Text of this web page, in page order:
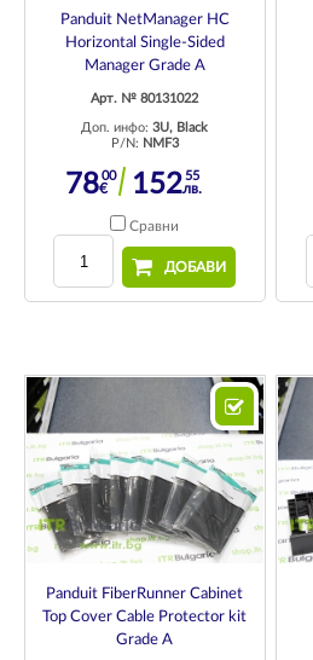
Panduit NetManager HC
Horizontal Single-Sided
Manager Grade A
Арт. № 80131022
Доп. инфо:3U, Black
P/N: NMF3
7800
€ 15255
лв.
Сравни
ДОБАВИ
Panduit FiberRunner Cabinet
Top Cover Cable Protector kit
Grade A